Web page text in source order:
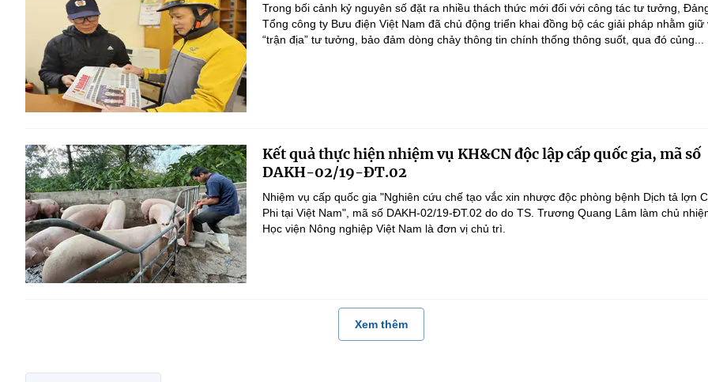
Trong bối cảnh kỷ nguyên số đặt ra nhiều thách thức mới đối với công tác tư tưởng,
Tổng công ty Bưu điện Việt Nam đã chủ động triển khai đồng bộ các giải pháp nhằm giữ
“trận địa” tư tưởng, bảo đảm dòng chảy thông tin chính thống thông suốt, qua đó củng...
Kết quả thực hiện nhiệm vụ KH&CN độc lập cấp quốc gia, mã số
DAKH-02/19-ĐT.02
Nhiệm vụ cấp quốc gia "Nghiên cứu chế tạo vắc xin nhược độc phòng bệnh Dịch tả lợn
Phi tại Việt Nam", mã số DAKH-02/19-ĐT.02 do do TS. Trương Quang Lâm làm chủ
Học viện Nông nghiệp Việt Nam là đơn vị chủ trì.
Xem thêm